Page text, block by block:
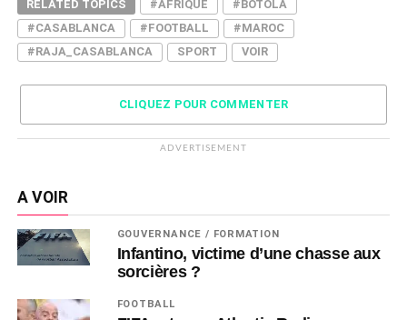
RELATED TOPICS #AFRIQUE
#BOTOLA
#CASABLANCA
#FOOTBALL
#MAROC
#RAJA_CASABLANCA
SPORT VOIR
CLIQUEZ POUR COMMENTER
ADVERTISEMENT
A VOIR
GOUVERNANCE / FORMATION
Infantino, victime d’une chasse aux
sorcières ?
FOOTBALL